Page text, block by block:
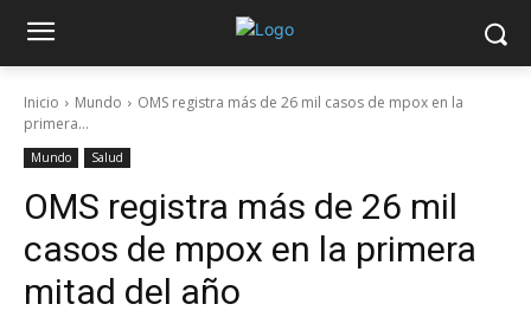
Inicio Mundo
OMS registra más de 26 mil casos de mpox en la
primera...
Mundo Salud
OMS registra más de 26 mil
casos de mpox en la primera
mitad del año